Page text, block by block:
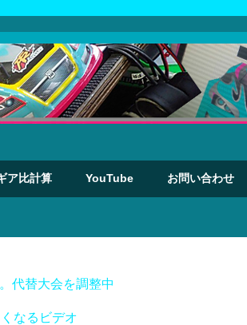
ア比計算 YouTube お問い合わせ
代替大会を調整中
なるビデオ